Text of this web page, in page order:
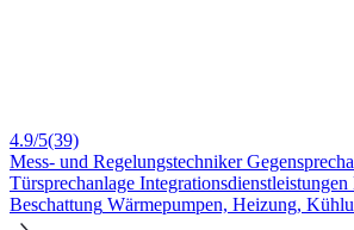
4.9/5(39)
Mess- und Regelungstechniker
Türsprechanlage Integrationsdienstleistungen
Beschattung Wärmepumpen, Heizung,